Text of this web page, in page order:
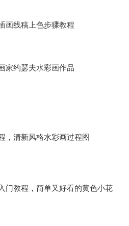
画线稿上色步骤教程
家约瑟夫水彩画作品
，清新风格水彩画过程图
门教程，简单又好看的黄色小花